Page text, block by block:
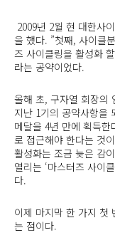
2009년 2월 현 대한사
을 했다. ”첫째, 사이클
즈 사이클링을 활성화
라는 공약이었다.
올해 초, 구자열 회장의
지난 1기의 공약사항을
메달을 4년 만에 획득
로 접근해야 한다는 것
활성화는 조금 늦은 감
열리는 ‘마스터즈 사이
다.
이제 마지막 한 가지 첫
는 점이다.